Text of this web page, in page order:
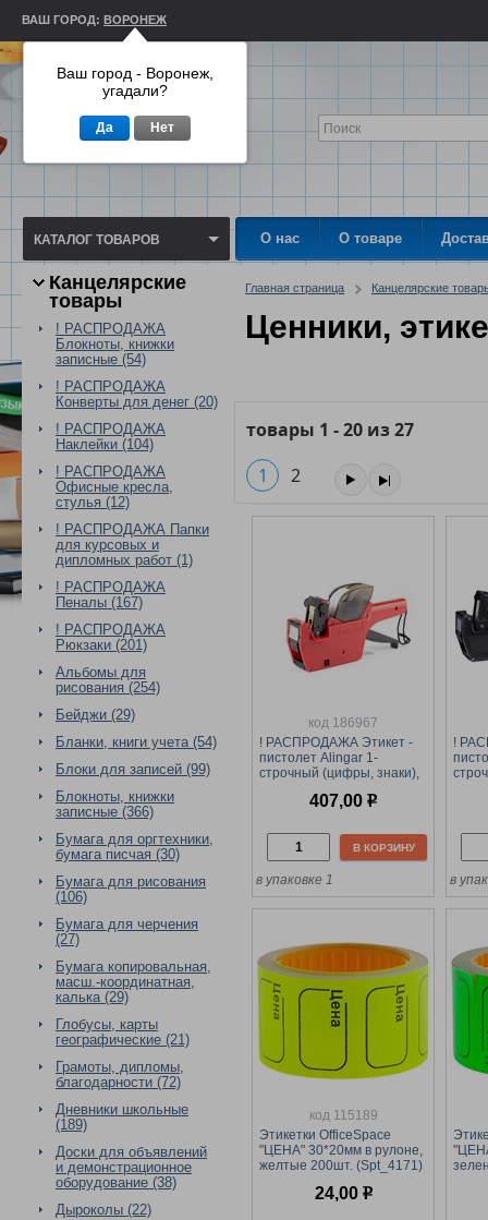
ВАШ ГОРОД: ВОРОНЕЖ
КАТАЛОГ ТОВАРОВ О нас О товаре
Канцелярские
товары
! РАСПРОДАЖА
Блокноты, книжки
записные (54)
! РАСПРОДАЖА
Конверты для денег (20)
! РАСПРОДАЖА
Наклейки (104)
! РАСПРОДАЖА
Офисные кресла,
стулья (12)
! РАСПРОДАЖА Папки
для курсовых и
дипломных работ (1)
! РАСПРОДАЖА
Пеналы (167)
! РАСПРОДАЖА
Рюкзаки (201)
Альбомы для
рисования (254)
Бейджи (29)
Бланки, книги учета (54)
Блоки для записей (99)
Блокноты, книжки
записные (366)
Бумага для оргтехники,
бумага писчая (30)
Бумага для рисования
(106)
Бумага для черчения
(27)
Бумага копировальная,
масш.-координатная,
калька (29)
Глобусы, карты
географические (21)
Грамоты, дипломы,
благодарности (72)
Дневники школьные
(189)
Доски для объявлений
и демонстрационное
оборудование (38)
Дыроколы (22)
Главная страница Канцелярские
Ценники,
товары 1 -20 из27
1
2
код 186967
! РАСПРОДАЖА Этикет -
пистолет Alingar 1-
строчный (цифры, знаки),
прямоугольный
407,00 р
В КОРЗИНУ
в упаковке 1
!
в
код 115189
Этикетки OfficeSpace
"ЦЕНА" 30*20мм в рулоне,
желтые 200шт. (Spt_4171)
24,00 р
Ваш город - Воронеж,
угадали?
Да Нет